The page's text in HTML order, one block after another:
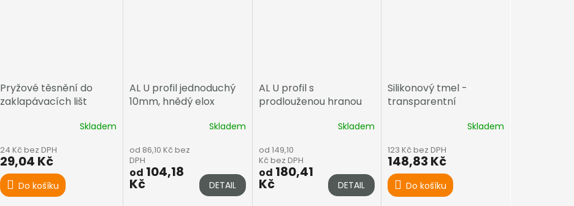
Pryžové těsnění do
zaklapávacích lišt
Skladem
24 Kč bez DPH
29,04 Kč
Do košíku
AL U profil jednoduchý
10mm, hnědý elox
Skladem
od 86,10 Kč bez
DPH
od 104,18
Kč DETAIL
AL U profil s
prodlouženou hranou
Skladem
od 149,10
Kč bez DPH
od 180,41
Kč DETAIL
Silikonový tmel -
transparentní
Skladem
123 Kč bez DPH
148,83 Kč
Do košíku